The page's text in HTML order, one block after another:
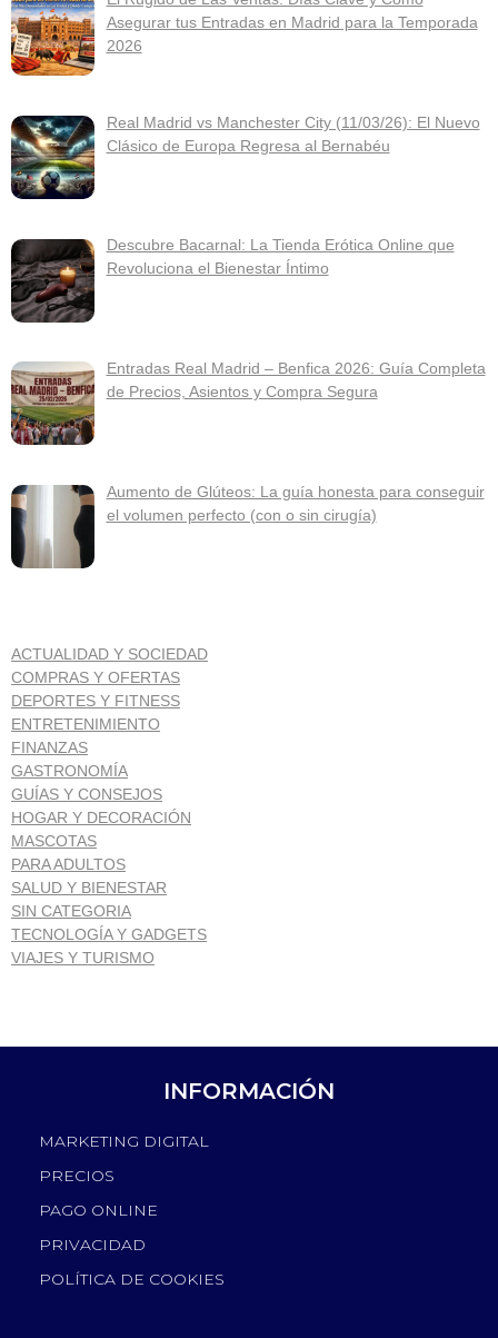
Asegurar tus Entradas en Madrid para la Temporada
2026
Real Madrid vs Manchester City (11/03/26): El Nuevo
Clásico de Europa Regresa al Bernabéu
Descubre Bacarnal: La Tienda Erótica Online que
Revoluciona el Bienestar Íntimo
Entradas Real Madrid – Benfica 2026: Guía Completa
de Precios, Asientos y Compra Segura
Aumento de Glúteos: La guía honesta para conseguir
el volumen perfecto (con o sin cirugía)
ACTUALIDAD Y SOCIEDAD
COMPRAS Y OFERTAS
DEPORTES Y FITNESS
ENTRETENIMIENTO
FINANZAS
GASTRONOMÍA
GUÍAS Y CONSEJOS
HOGAR Y DECORACIÓN
MASCOTAS
PARA ADULTOS
SALUD Y BIENESTAR
SIN CATEGORIA
TECNOLOGÍA Y GADGETS
VIAJES Y TURISMO
INFORMACIÓN
MARKETING DIGITAL
PRECIOS
PAGO ONLINE
PRIVACIDAD
POLÍTICA DE COOKIES